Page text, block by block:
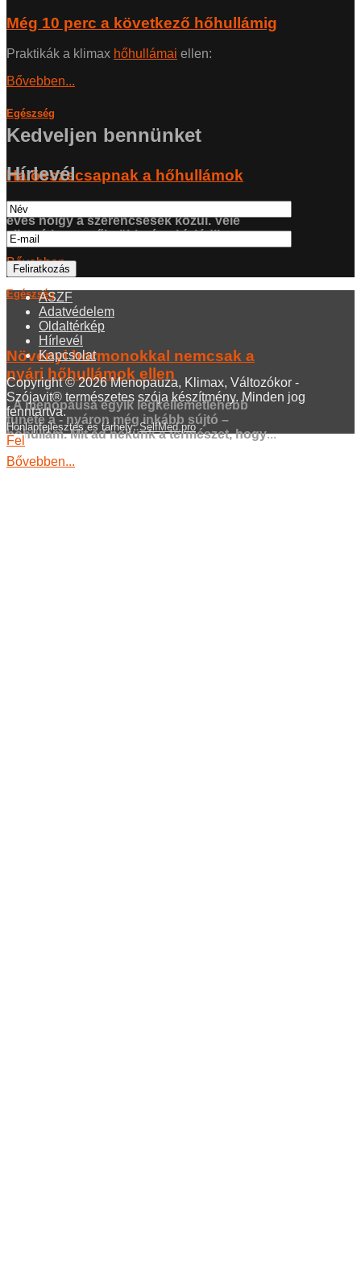
Még 10 perc a következő hőhullámig
Praktikák a klimax hőhullámai ellen:
Bővebben...
Egészség
Ha összecsapnak a hőhullámok
„Sosem voltam klimaxos!” – vallja egy 60
éves hölgy a szerencsések közül. Vele
ellentétben a nők többsége kínlódik a...
Bővebben...
Egészség
Növényi hormonokkal nemcsak a
nyári hőhullámok ellen
A menopausa egyik legkellemetlenebb
tünete a - nyáron még inkább sújtó –
hőhullám. Mit ad nekünk a természet, hogy...
Bővebben...
Kedveljen bennünket
Hírlevél
ÁSZF
Adatvédelem
Oldaltérkép
Hírlevél
Kapcsolat
Copyright © 2026 Menopauza, Klimax, Változókor -
Szójavit® természetes szója készítmény. Minden jog
fenntartva.
Honlapfejlesztés és tárhely:SelfMed.pro
Fel